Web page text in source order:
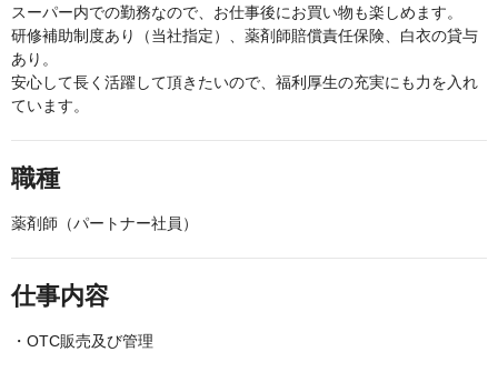
スーパー内での勤務なので、お仕事後にお買い物も楽しめます。
研修補助制度あり（当社指定）、薬剤師賠償責任保険、白衣の貸与
あり。
安心して長く活躍して頂きたいので、福利厚生の充実にも力を入れ
ています。
職種
薬剤師（パートナー社員）
仕事内容
・OTC販売及び管理